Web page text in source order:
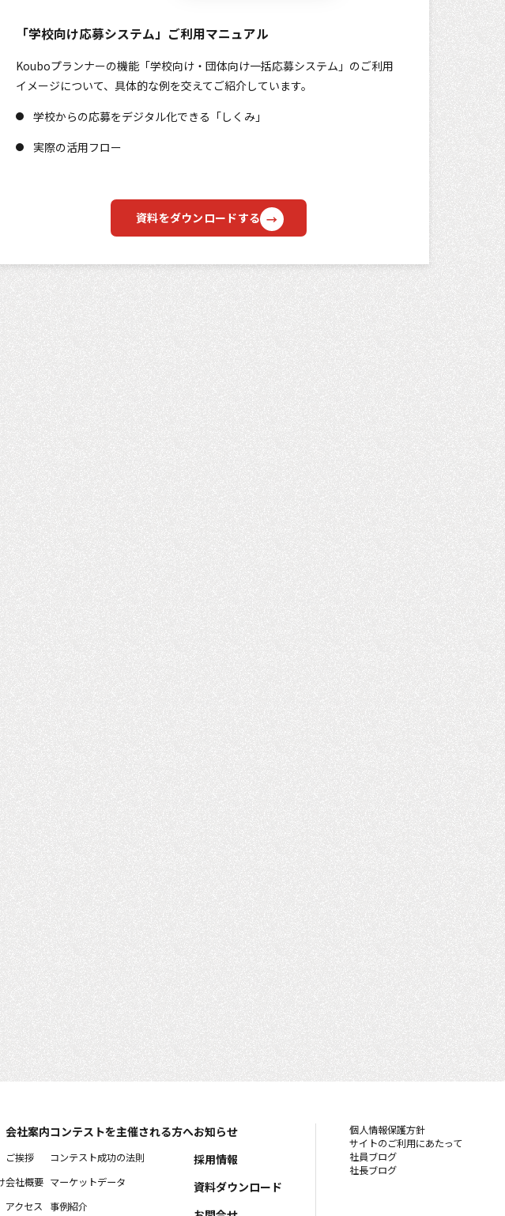
「学校向け応募システム」ご利用マニュアル
Kouboプランナーの機能「学校向け・団体向け一括応募システム」のご利用
イメージについて、具体的な例を交えてご紹介しています。
学校からの応募をデジタル化できる「しくみ」
実際の活用フロー
資料をダウンロードする
会社案内
ご挨拶
会社概要
アクセス
コンテストを主催される方へ
コンテスト成功の法則
マーケットデータ
事例紹介
お知らせ
採用情報
資料ダウンロード
個人情報保護方針
サイトのご利用にあたって
社員ブログ
社長ブログ